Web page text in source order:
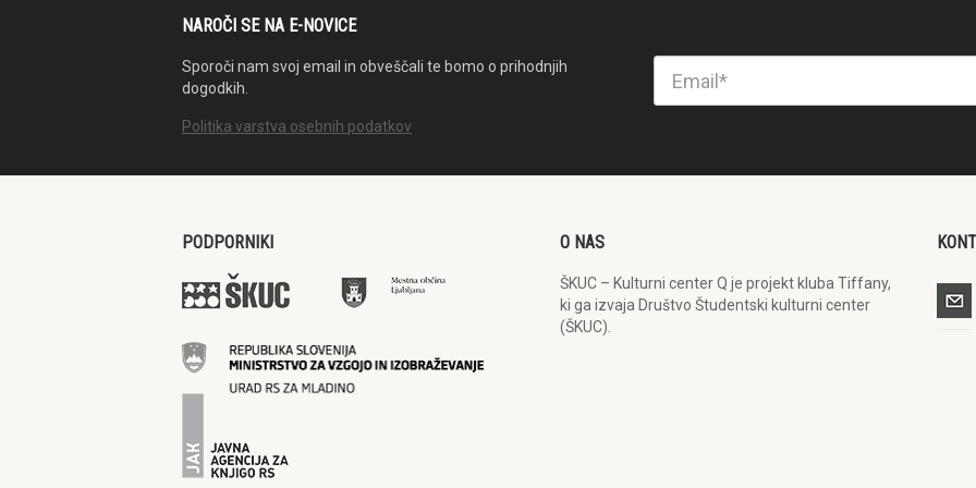
NAROČI SE NA E-NOVICE
Sporoči nam svoj email in obveščali te bomo o prihodnjih
dogodkih.
Politika varstva osebnih podatkov
PODPORNIKI O NAS
ŠKUC – Kulturni center Q je projekt kluba Tiffany,
ki ga izvaja Društvo Študentski kulturni center
(ŠKUC).